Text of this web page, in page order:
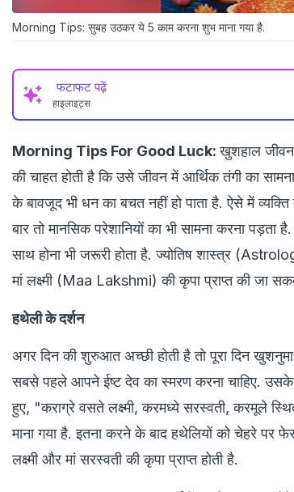
Morning Tips: सुबह उठकर ये 5 काम करना शुभ माना गया है.
फटाफट पढ़ें
हाइलाइट्स
Morning Tips For Good Luck:खुशहाल जीवन
की चाहत होती है कि उसे जीवन में आर्थिक तंगी का
के बावजूद भी धन का बचत नहीं हो पाता है. ऐसे में
बार तो मानसिक परेशानियों का भी सामना करना
साथ होना भी जरूरी होता है. ज्योतिष शास्त्र
मां लक्ष्मी (Maa Lakshmi) की कृपा प्राप्त की जा
हथेली के दर्शन
अगर दिन की शुरुआत अच्छी होती है तो पूरा दिन
सबसे पहले आपने ईष्ट देव का स्मरण करना चाहिए. उसके
हुए, "कराग्रे वसते लक्ष्मी, करमध्ये सरस्वती, करमूले
माना गया है. इतना करने के बाद हथेलियों को चेहरे पर
लक्ष्मी और मां सरस्वती की कृपा प्राप्त होती है.